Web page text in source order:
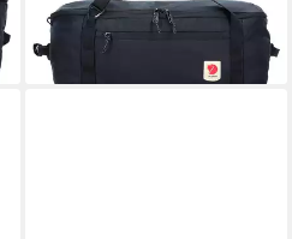
lieferbar - in 2-3 Werktagen bei dir